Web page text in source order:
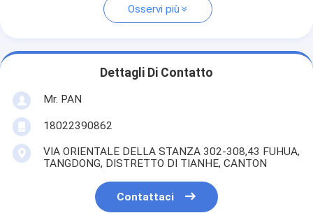
Osservi più
Dettagli Di Contatto
Mr. PAN
18022390862
VIA ORIENTALE DELLA STANZA 302-308,43 FUHUA,
TANGDONG, DISTRETTO DI TIANHE, CANTON
Contattaci